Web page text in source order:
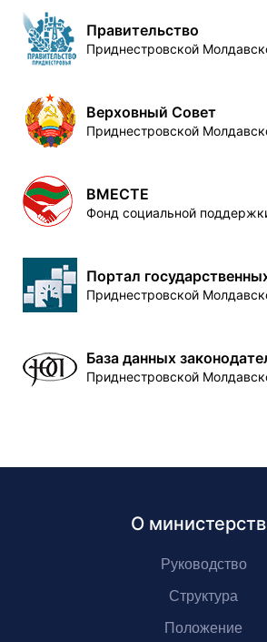
Правительство
Приднестровской
Верховный Совет
Приднестровской
ВМЕСТЕ
Фонд социальной
Портал
Приднестровской
База данных
Приднестровской
О
Руководство
Структура
Положение